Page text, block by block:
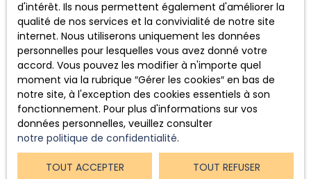
représente une réelle opportunité pour vivre ou investir
sur l’estuaire. Le cadre naturel, la stabilité du marché et
la diversité des propriétés en font un secteur attractif.
Que vous souhaitiezacheter une maison en
Charente-Maritime pour y vivre à l’année ou pour un
projet secondaire, les opportunités sont nombreuses.
Pour découvrir les maisons à vendre à Mortagne-sur-
Girondeet concrétiser votre projet en toute sécurité,
contactez dès maintenant l’Agence Terres d’Estuaire
sur l’estuaire de la Gironde.
d'intérêt. Ils nous permettent également d'améliorer la
qualité de nos services et la convivialité de notre site
internet. Nous utiliserons uniquement les données
personnelles pour lesquelles vous avez donné votre
accord. Vous pouvez les modifier à n'importe quel
moment via la rubrique ″Gérer les cookies″ en bas de
notre site, à l'exception des cookies essentiels à son
fonctionnement. Pour plus d'informations sur vos
données personnelles, veuillez consulter
notre politique de confidentialité.
TOUT ACCEPTER TOUT REFUSER